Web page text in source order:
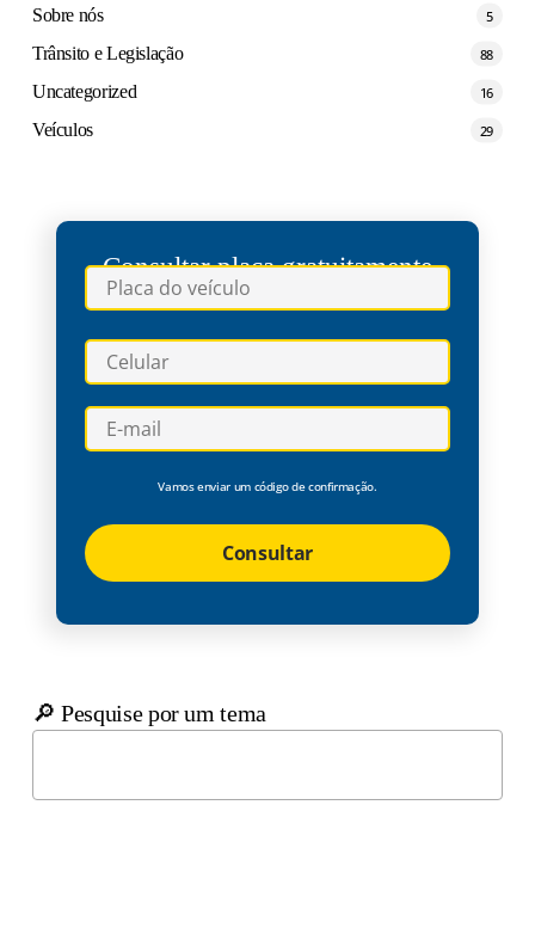
Sobre nós 5
Trânsito e Legislação 88
Uncategorized 16
Veículos 29
Consultar placa gratuitamente
Vamos enviar um código de confirmação.
Consultar
🔎 Pesquise por um tema